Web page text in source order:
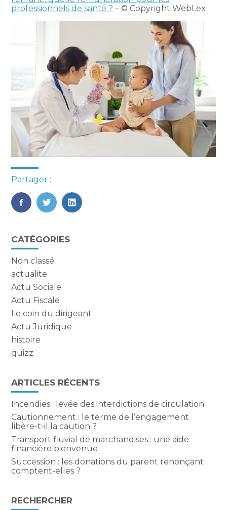
professionnels de santé ? – © Copyright WebLex
Partager :
FaceBook
TwitterLinkedIn
Blog
sidebar
CATÉGORIES
Non classé
actualite
Actu Sociale
Actu Fiscale
Le coin du dirigeant
Actu Juridique
histoire
quizz
ARTICLES RÉCENTS
Incendies : levée des interdictions de circulation
Cautionnement : le terme de l’engagement
libère-t-il la caution ?
Transport fluvial de marchandises : une aide
financière bienvenue
Succession : les donations du parent renonçant
comptent-elles ?
RECHERCHER